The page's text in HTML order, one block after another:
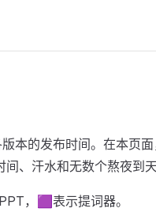
本的发布时间。在本页
、汗水和无数个熬夜到天
，🟪表示提词器。